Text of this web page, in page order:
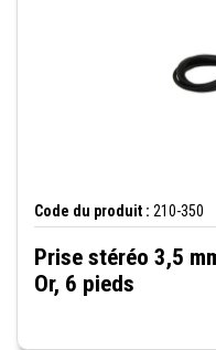
Code du produit : 210-350
Prise stéréo 3,5
Or, 6 pieds